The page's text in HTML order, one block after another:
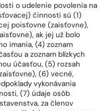
o udelenie povolenia na
činnosti sú (1)
poisťovne (zaisťovne),
ak jej už bolo
imania, (4) zoznam
a zoznam blízkych
účasťou, (5) rozsah
(6) vecné,
vykonávania
(7) údaje osôb
za členov